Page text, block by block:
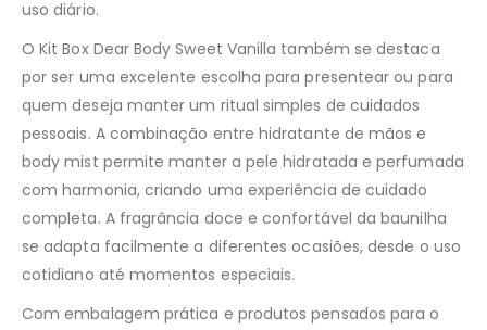
uso diário.
O Kit Box Dear Body Sweet Vanilla também se destaca
por ser uma excelente escolha para presentear ou para
quem deseja manter um ritual simples de cuidados
pessoais. A combinação entre hidratante de mãos e
body mist permite manter a pele hidratada e perfumada
com harmonia, criando uma experiência de cuidado
completa. A fragrância doce e confortável da baunilha
se adapta facilmente a diferentes ocasiões, desde o uso
cotidiano até momentos especiais.
Com embalagem prática e produtos pensados para o